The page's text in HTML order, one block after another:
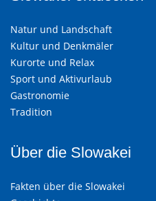
Natur und Landschaft
Kultur und Denkmäler
Kurorte und Relax
Sport und Aktivurlaub
Gastronomie
Tradition
Über die Slowakei
Fakten über die Slowakei